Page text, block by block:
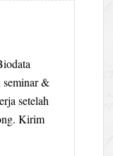
seminar &
setelah
Kirim